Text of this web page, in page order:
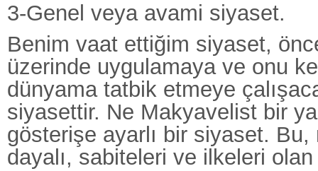
3-Genel veya avami siyaset.
Benim vaat ettiğim siyaset,
üzerinde uygulamaya ve onu
dünyama tatbik etmeye
siyasettir. Ne Makyavelist bir
gösterişe ayarlı bir siyaset. Bu,
dayalı, sabiteleri ve ilkeleri olan